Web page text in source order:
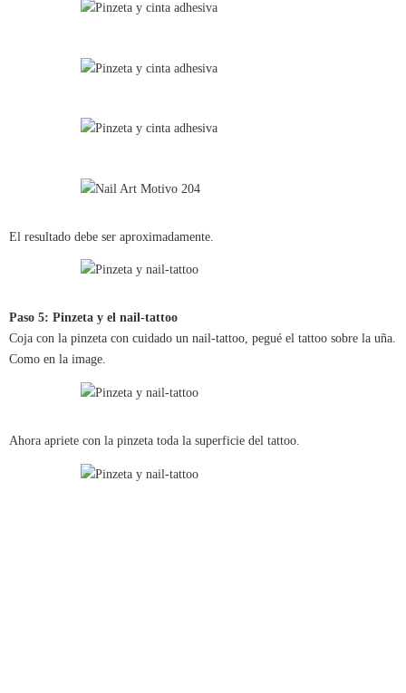
El resultado debe ser aproximadamente.
Paso 5: Pinzeta y el nail-tattoo
Coja con la pinzeta con cuidado un nail-tattoo, pegué el tattoo sobre la uña.
Como en la image.
Ahora apriete con la pinzeta toda la superficie del tattoo.